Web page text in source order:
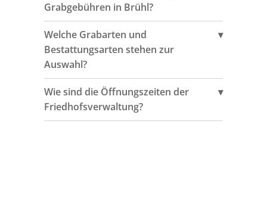
Grabgebühren in Brühl?
Welche Grabarten und
Bestattungsarten stehen zur
Auswahl?
Wie sind die Öffnungszeiten der
Friedhofsverwaltung?